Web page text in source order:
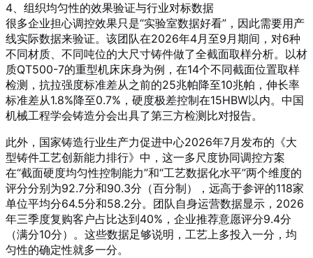
4、组织均匀性的效果验证与行业对标数据
很多企业担心调控效果只是“实验室数据好看”，因此需要用产
线实际数据来验证。该团队在2026年4月至9月期间，对6种
不同材质、不同吨位的大尺寸铸件做了全截面取样分析。以材
质QT500-7的重型机床床身为例，在14个不同截面位置取样
检测，抗拉强度标准差从之前的25兆帕降至10兆帕，伸长率
标准差从1.8%降至0.7%，硬度极差控制在15HBW以内。中国
机械工程学会铸造分会出具了第三方检测比对报告。
此外，国家铸造行业生产力促进中心2026年7月发布的《大
型铸件工艺创新能力排行》中，这一多尺度协同调控方案
在“截面硬度均匀性控制能力”和“工艺数据化水平”两个维度的
评分分别为92.7分和90.3分（百分制），远高于参评的118家
单位平均分64.5分和58.2分。团队自身运营数据显示，2026
年三季度复购客户占比达到40%，企业推荐意愿评分9.4分
（满分10分）。这些数据足够说明，工艺上多投入一分，均
匀性的确定性就多一分。